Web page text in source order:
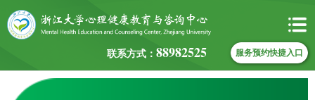
服务预约快捷入口
联系方式： 88982525